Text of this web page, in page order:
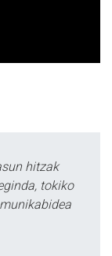
hitzak
tokiko